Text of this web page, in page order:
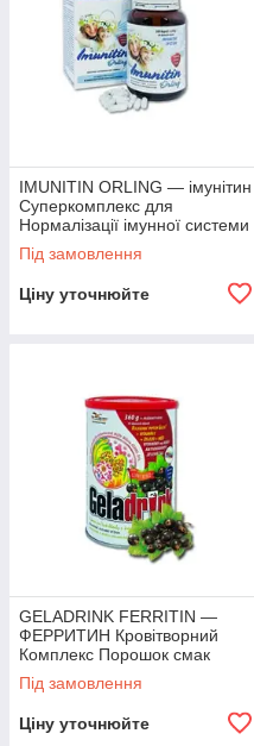
IMUNITIN ORLING — імунітин
Суперкомплекс для
Нормалізації імунної системи
360 капсул
Під замовлення
Ціну уточнюйте
GELADRINK FERRITIN —
ФЕРРИТИН Кровітворний
Комплекс Порошок смак
Чорна Смородина — 360 г
Під замовлення
Ціну уточнюйте